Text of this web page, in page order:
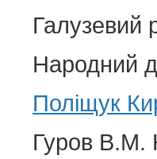
Галузевий
Народний
Поліщук
Гуров В.М.